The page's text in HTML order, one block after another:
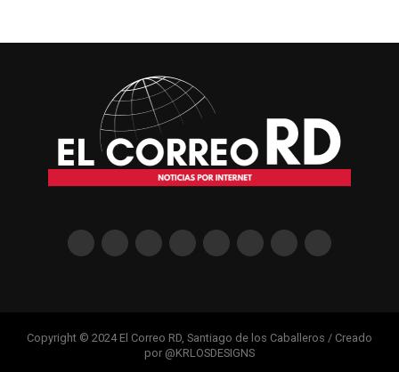
Copyright © 2024 El Correo RD, Santiago de los Caballeros / Creado
por @KRLOSDESIGNS